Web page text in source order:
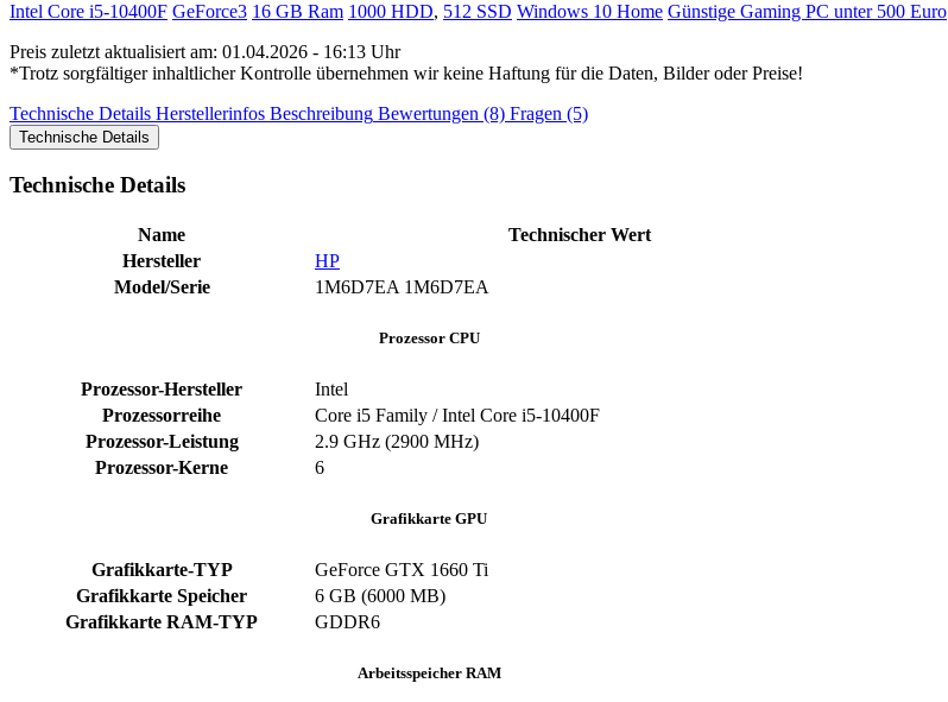
Intel Core i5-10400F GeForce3 16 GB Ram 1000 HDD, 512 SSD Windows 10 Home Günstige Gaming PC unter 500 Euro
Preis zuletzt aktualisiert am: 01.04.2026 - 16:13 Uhr
*Trotz sorgfältiger inhaltlicher Kontrolle übernehmen wir keine Haftung für die Daten, Bilder oder Preise!
Technische Details Herstellerinfos Beschreibung Bewertungen (8) Fragen (5)
Technische Details
Technische Details
Name
Technischer Wert
Hersteller
HP
Model/Serie
1M6D7EA 1M6D7EA
Prozessor CPU
Prozessor-Hersteller
Intel
Prozessorreihe
Core i5 Family / Intel Core i5-10400F
Prozessor-Leistung
2.9 GHz (2900 MHz)
Prozessor-Kerne
6
Grafikkarte GPU
Grafikkarte-TYP
GeForce GTX 1660 Ti
Grafikkarte Speicher
6 GB (6000 MB)
Grafikkarte RAM-TYP
GDDR6
Arbeitsspeicher RAM